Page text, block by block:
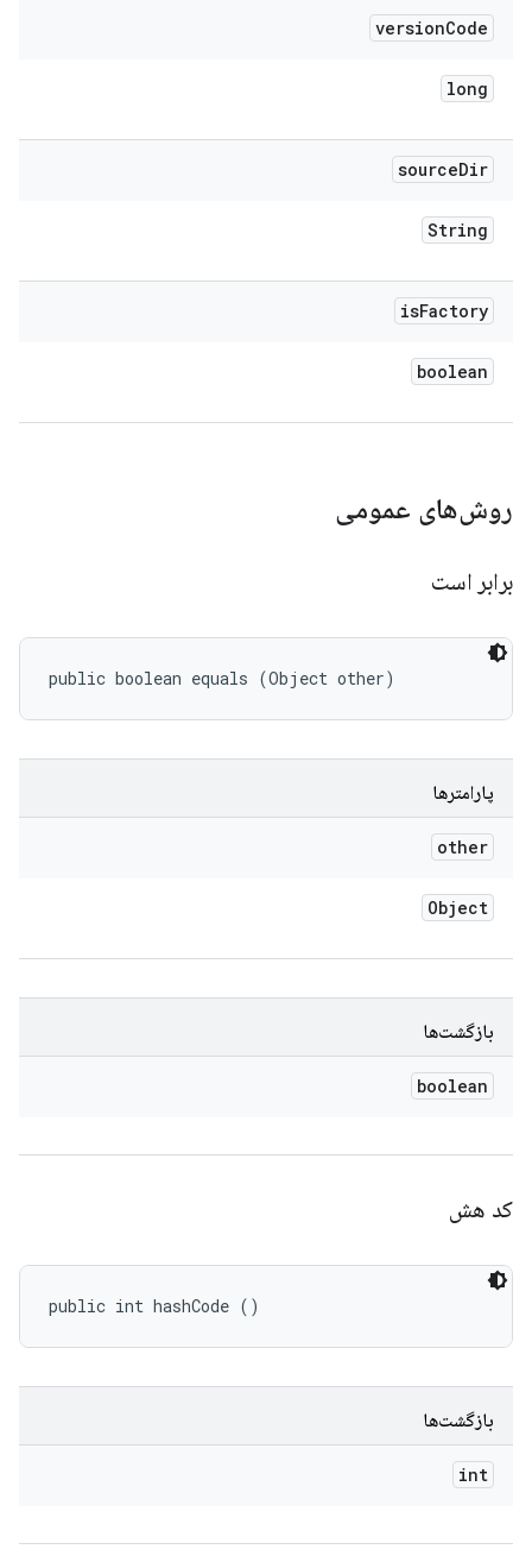
versionCode
long
sourceDir
String
isFactory
boolean
روش‌های عمومی
برابر است
public boolean equals (Object other)
پارامترها
other
Object
بازگشت‌ها
boolean
کد هش
public int hashCode ()
بازگشت‌ها
int